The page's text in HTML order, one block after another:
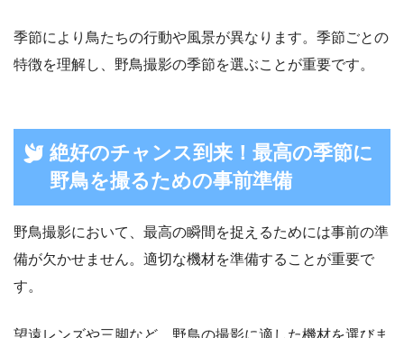
季節により鳥たちの行動や風景が異なります。季節ごとの
特徴を理解し、野鳥撮影の季節を選ぶことが重要です。
絶好のチャンス到来！最高の季節に
野鳥を撮るための事前準備
野鳥撮影において、最高の瞬間を捉えるためには事前の準
備が欠かせません。適切な機材を準備することが重要で
す。